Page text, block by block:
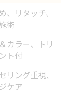
、リタッチ、
術
カラー、トリ
ト付
リング重視、
ケア